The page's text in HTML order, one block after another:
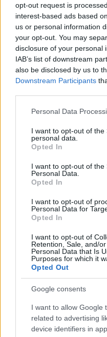
opt-out request is
interest-based ads based
us or personal information
your opt-out. You may
disclosure of your personal
IAB’s list of downstream
also be disclosed by us to
Downstream Participants
Please note that this
not limited to your visit or
grant or deny consent to
use your data for below
consent section.
Personal Data
I want to opt-out of the
personal data.
Opted In
I want to opt-out of the
Personal Data.
Opted In
I want to opt-out of
Personal Data for
Opted In
I want to opt-out of
Retention, Sale, and/
Personal Data that Is
Purposes for which it
Opted Out
Google consents
I want to allow Google
related to advertising
device identifiers in
birodalom
akkor nem
azonban nem egy
a Terror Australis
Rohamosztagos
hadosztályába
férfi, aki
A férfi
TK-6283 –
tartott hasonló, de
lefutották a 21
félmaratont.
Frenck akciójával a
támogatja, mely az
Star Wars Ausztrália